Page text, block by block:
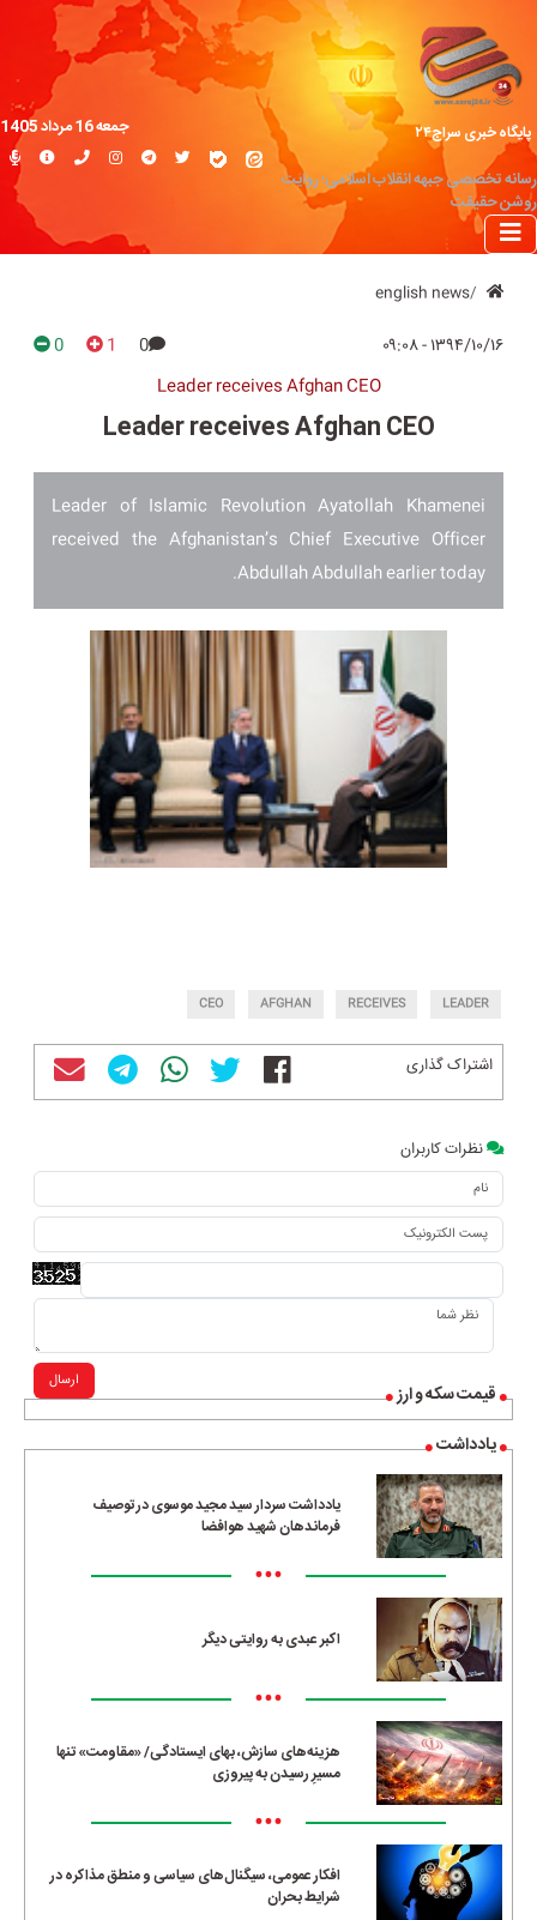
پایگاه خبری سراج۲۴
رسانه تخصصی جبهه انقلاب اسلامی؛ روایت
روشن حقیقت
جمعه 16 مرداد 1405
قیمت سکه و ارز
یادداشت
یادداشت سردار سید مجید موسوی در توصیف
فرماندهان شهید هوافضا
•••
اکبر عبدی به روایتی دیگر
•••
هزینه‌های سازش، بهای ایستادگی/ «مقاومت» تنها
مسیرِ رسیدن به پیروزی
•••
افکار عمومی، سیگنال‌های سیاسی و منطق مذاکره در
شرایط بحران
english news
۱۳۹۴/۱۰/۱۶ - ۰۹:۰۸ 0
1
0
Leader receives Afghan CEO
Leader receives Afghan CEO
Leader of Islamic Revolution Ayatollah Khamenei
received the Afghanistan’s Chief Executive Officer
Abdullah Abdullah earlier today.
LEADER
RECEIVES
AFGHAN
CEO
اشتراک گذاری
نظرات کاربران
ارسال